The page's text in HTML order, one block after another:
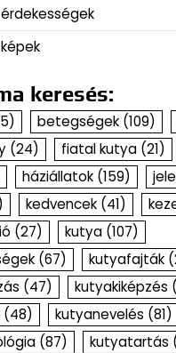
keresés:
betegségek (109)
(24) fiatal kutya (21)
háziállatok (159)
kedvencek (41)
(27) kutya (107)
(67) kutyafajták
(47) kutyakiképzés
(48) kutyanevelés (81)
(87) kutyatartás